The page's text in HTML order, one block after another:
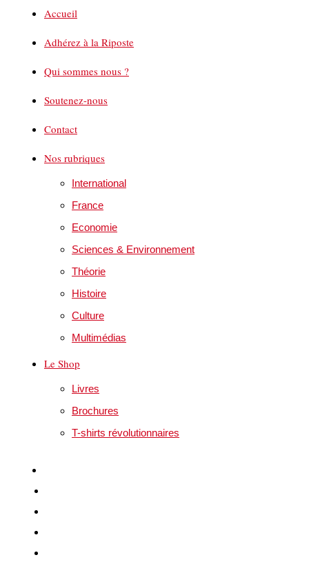
Accueil
Adhérez à la Riposte
Qui sommes nous ?
Soutenez-nous
Contact
Nos rubriques
International
France
Economie
Sciences & Environnement
Théorie
Histoire
Culture
Multimédias
Le Shop
Livres
Brochures
T-shirts révolutionnaires